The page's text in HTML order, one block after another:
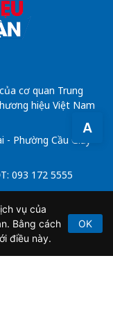
A
cơ quan Trung
hiệu Việt Nam
Phường Cầu Giấy -
093 172 5555
BTTTT do Bộ
vụ của
Bằng cách
điều này.
OK